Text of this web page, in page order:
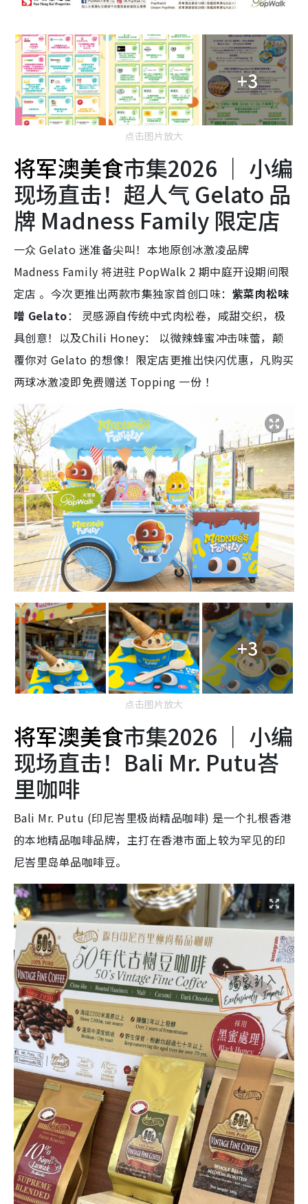
+3
点击图片放大
将军澳美食市集2026 ｜ 小编
现场直击！超人气 Gelato 品
牌 Madness Family 限定店
一众 Gelato 迷准备尖叫！本地原创冰激凌品牌
Madness Family 将进驻 PopWalk 2 期中庭开设期间限
定店 。今次更推出两款市集独家首创口味：紫菜肉松味
噌 Gelato： 灵感源自传统中式肉松卷，咸甜交织，极
具创意！以及Chili Honey： 以微辣蜂蜜冲击味蕾，颠
覆你对 Gelato 的想像！限定店更推出快闪优惠，凡购买
两球冰激凌即免费赠送 Topping 一份 ！
+3
点击图片放大
将军澳美食市集2026 ｜ 小编
现场直击！Bali Mr. Putu峇
里咖啡
Bali Mr. Putu (印尼峇里极尚精品咖啡) 是一个扎根香港
的本地精品咖啡品牌，主打在香港市面上较为罕见的印
尼峇里岛单品咖啡豆。